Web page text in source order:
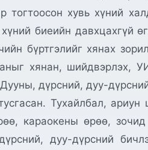
тогтоосон хувь хүний
биеийн давхцахгүй
бүртгэлийг хянах
хянан,
дүрсний, дуу-
Тухайлбал,
караокены өрөө,
дуу-дүрсний